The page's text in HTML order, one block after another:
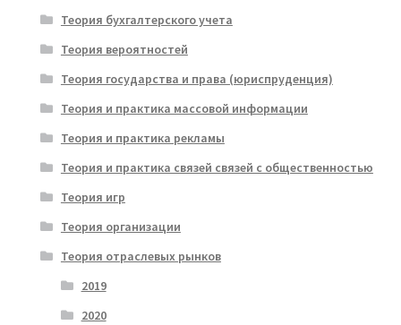
Теория бухгалтерского учета
Теория вероятностей
Теория государства и права (юриспруденция)
Теория и практика массовой информации
Теория и практика рекламы
Теория и практика связей связей с общественностью
Теория игр
Теория организации
Теория отраслевых рынков
2019
2020